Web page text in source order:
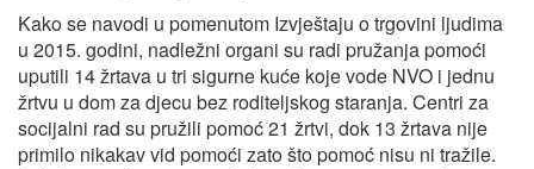
Kako se navodi u pomenutom Izvještaju o trgovini ljudima
u 2015. godini, nadležni organi su radi pružanja pomoći
uputili 14 žrtava u tri sigurne kuće koje vode NVO i jednu
žrtvu u dom za djecu bez roditeljskog staranja. Centri za
socijalni rad su pružili pomoć 21 žrtvi, dok 13 žrtava nije
primilo nikakav vid pomoći zato što pomoć nisu ni tražile.